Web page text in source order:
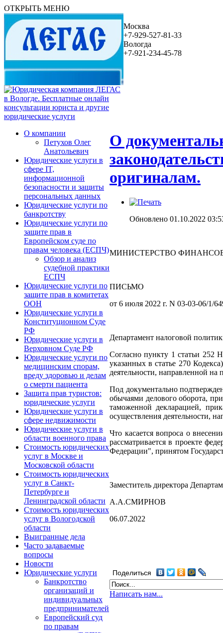
ОТКРЫТЬ МЕНЮ
Москва
+7-929-527-81-33
Вологда
+7-921-234-45-78
О компании
Петухов Олег
Анатольевич
Юридические услуги в
сфере IT,
информационной
безопасности и защиты
персональных данных
Юридические услуги по
банкротству
Юридические услуги по
защите прав в
Европейском суде по
правам человека (ЕСПЧ)
Обзор и анализ
судебной практики
ЕСПЧ
Юридические услуги по
защите прав в комитетах
ООН
Юридические услуги в
Конституционном Суде
РФ
Юридические услуги в
Верховном Суде РФ
Юридические услуги по
медицинским спорам,
вреду здоровью и делам
о смерти пациента
Защита прав туристов:
юридические услуги
Юридические услуги в
сфере недвижимости
Юридические услуги в
области военного права
Стоимость юридических
услуг в Москве и
Московской области
Стоимость юридических
услуг в Санкт-
Петербурге и
Ленинградской области
Стоимость юридических
услуг в Вологодской
области
Выигранные дела
Часто задаваемые
вопросы
Новости
Юридические услуги
Банкротство
организаций и
индивидуальных
предпринимателей
Европейский суд
по правам
О
оригиналам.
Обновлено 01.10.2022
МИНИСТЕРСТВО
ПИСЬМО
от 6 июля 2022 г. N 03-03-06/1/
Департамент налоговой
Согласно пункту 1 статьи 252
указанных в статье 270
деятельности, направленной
Под документально
обычаями делового оборота,
таможенной декларацией,
осуществления деятельности,
Что касается вопроса о
рассматривается в проекте
Федерации", принятом
Заместитель директора
А.А.СМИРНОВ
06.07.2022
Поделиться
Написать нам...